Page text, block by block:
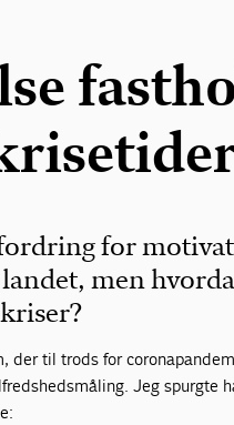
for
men
der til trods for
Jeg spurgte